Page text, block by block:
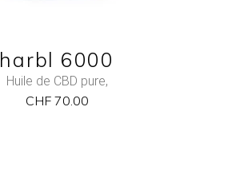
harbl 6000
Huile de CBD pure,
CHF70.00